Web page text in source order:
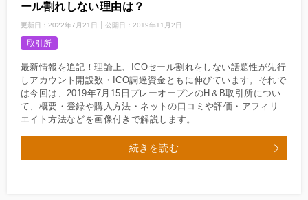
ール割れしない理由は？
更新日： 2022年7月21日 公開日： 2019年11月2日
取引所
最新情報を追記！理論上、ICOセール割れをしない話題性が先行
しアカウント開設数・ICO調達資金ともに伸びています。それで
は今回は、2019年7月15日プレーオープンのH＆B取引所につい
て、概要・登録や購入方法・ネットの口コミや評価・アフィリ
エイト方法などを画像付きで解説します。
続きを読む